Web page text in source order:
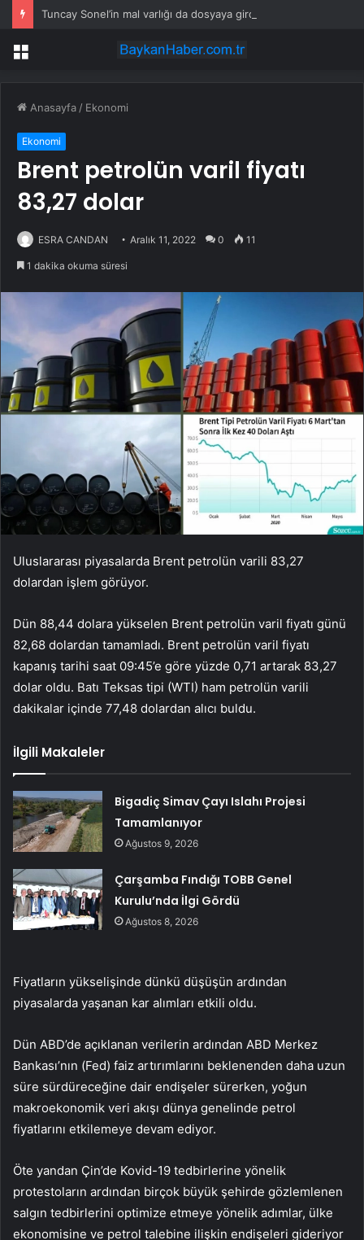
Menü
Anasayfa / Ekonomi
Ekonomi
Brent petrolün varil fiyatı
83,27 dolar
ESRA CANDAN Aralık 11, 2022 0 11
1 dakika okuma süresi
Uluslararası piyasalarda Brent petrolün varili 83,27
dolardan işlem görüyor.
Dün 88,44 dolara yükselen Brent petrolün varil fiyatı günü
82,68 dolardan tamamladı. Brent petrolün varil fiyatı
kapanış tarihi saat 09:45’e göre yüzde 0,71 artarak 83,27
dolar oldu. Batı Teksas tipi (WTI) ham petrolün varili
dakikalar içinde 77,48 dolardan alıcı buldu.
İlgili Makaleler
Bigadiç Simav Çayı Islahı Projesi
Tamamlanıyor
Ağustos 9, 2026
Çarşamba Fındığı TOBB Genel
Kurulu’nda İlgi Gördü
Ağustos 8, 2026
Fiyatların yükselişinde dünkü düşüşün ardından
piyasalarda yaşanan kar alımları etkili oldu.
Dün ABD’de açıklanan verilerin ardından ABD Merkez
Bankası’nın (Fed) faiz artırımlarını beklenenden daha uzun
süre sürdüreceğine dair endişeler sürerken, yoğun
makroekonomik veri akışı dünya genelinde petrol
fiyatlarını etkilemeye devam ediyor.
Öte yandan Çin’de Kovid-19 tedbirlerine yönelik
protestoların ardından birçok büyük şehirde gözlemlenen
salgın tedbirlerini optimize etmeye yönelik adımlar, ülke
ekonomisine ve petrol talebine ilişkin endişeleri gideriyor